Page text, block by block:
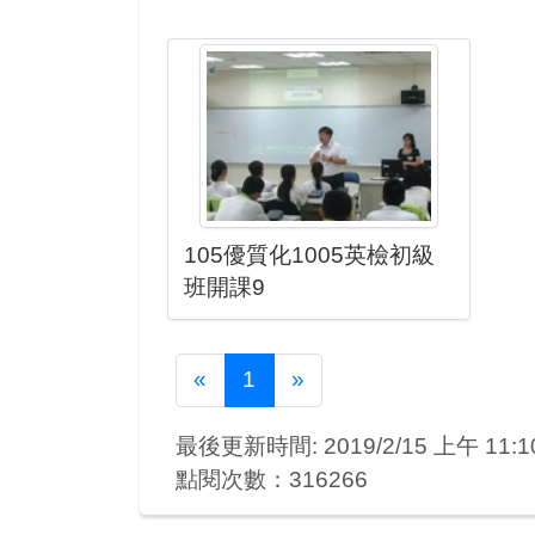
105優質化1005英檢初級
班開課9
« Previous
1 »Next
最後更新時間: 2019/2/15 上午
點閱次數：316266